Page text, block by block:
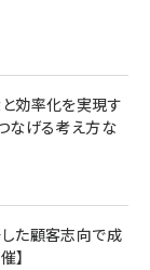
効率化を実現す
なげる考え方な
た顧客志向で成
】